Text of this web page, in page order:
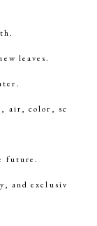
leaves.
air, color, sc
future.
and exclusiv